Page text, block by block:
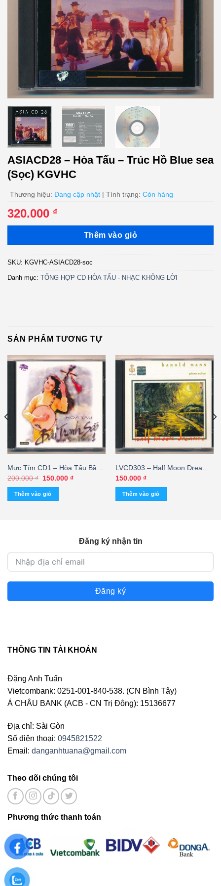
ASIACD28 – Hòa Tấu – Trúc Hồ Blue sea
(Sọc) KGVHC
Thương hiệu: Đang cập nhật | Tình trạng: Còn hàng
320.000 ₫
Thêm vào giỏ
SKU: KGVHC-ASIACD28-soc
Danh mục: TỔNG HỢP CD HÒA TẤU - NHẠC KHÔNG LỜI
SẢN PHẨM TƯƠNG TỰ
Mực Tím CD1 – Hòa Tấu Bầu
Tranh Sáo 1 (TBD)
200.000₫
Giá
là:
200.000 ₫.
150.000 ₫Giá
Thêm vào giỏ
LVCD303 – Half Moon Dreams
2 – Harold Mann – Piano Solos
(Hòa Tấu)
150.000 ₫
Thêm vào giỏ
Đăng ký nhận tin
Đăng ký
THÔNG TIN TÀI KHOẢN
Đặng Anh Tuấn
Vietcombank: 0251-001-840-538. (CN Bình Tây)
Á CHÂU BANK (ACB - CN Trị Đông): 15136677
Địa chỉ: Sài Gòn
Số điện thoại: 0945821522
Email: danganhtuana@gmail.com
Theo dõi chúng tôi
Phương thức thanh toán